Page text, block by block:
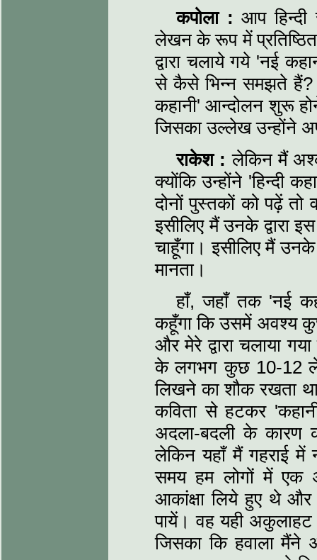
कपोला : आप हिन्दी
लेखन के रूप में
द्वारा चलाये गये 'नई
से कैसे भिन्न समझते हैं?
कहानी' आन्दोलन शुरू
जिसका उल्लेख उन्होंने
राकेश : लेकिन मैं
क्योंकि उन्होंने 'हिन्दी
दोनों पुस्तकों को पढ़ें तो
इसीलिए मैं उनके द्वारा
चाहूँगा। इसीलिए मैं उनके
मानता।
हाँ, जहाँ तक 'नई
कहूँगा कि उसमें अवश्य
और मेरे द्वारा चलाया
के लगभग कुछ 10-12
लिखने का शौक रखता
कविता से हटकर
अदला-बदली के कारण
लेकिन यहाँ मैं गहराई में
समय हम लोगों में एक
आकांक्षा लिये हुए थे
पायें। वह यही
जिसका कि हवाला मैंने